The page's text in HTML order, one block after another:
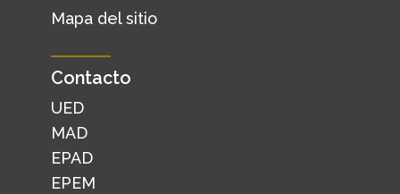
Mapa del sitio
Contacto
UED
MAD
EPAD
EPEM